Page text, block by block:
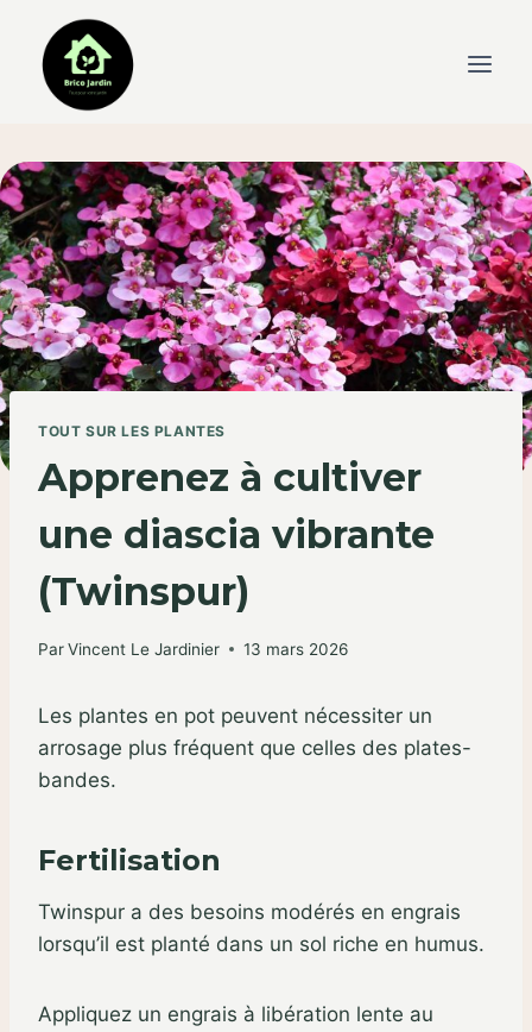
content
TOUT SUR LES PLANTES
Apprenez à cultiver
une diascia vibrante
(Twinspur)
ParVincent Le Jardinier 13 mars 2026
Les plantes en pot peuvent nécessiter un
arrosage plus fréquent que celles des plates-
bandes.
Fertilisation
Twinspur a des besoins modérés en engrais
lorsqu’il est planté dans un sol riche en humus.
Appliquez un engrais à libération lente au